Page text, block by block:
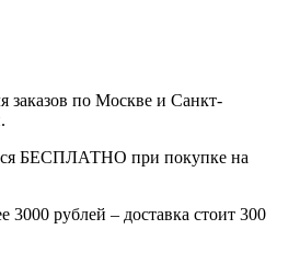
заказов по Москве и Санкт-
БЕСПЛАТНО при покупке на
3000 рублей – доставка стоит 300